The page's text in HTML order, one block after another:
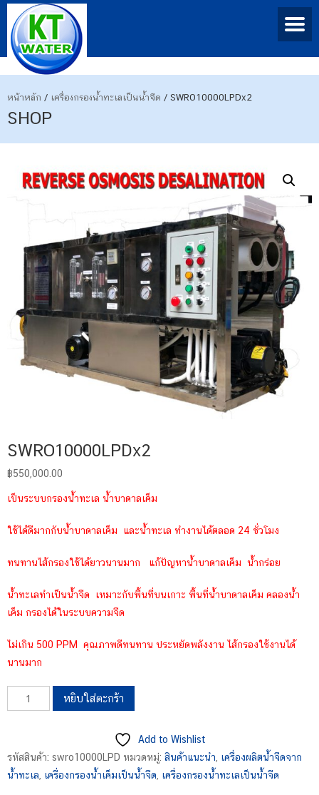
หน้าหลัก / เครื่องกรองน้ำทะเลเป็นน้ำจืด / SWRO10000LPDx2
SHOP
SWRO10000LPDx2
฿550,000.00
เป็นระบบกรองน้ำทะเล น้ำบาดาลเค็ม
ใช้ได้ดีมากกับน้ำบาดาลเค็ม และน้ำทะเล ทำงานได้ตลอด 24 ชั่วโมง
ทนทานไส้กรองใช้ได้ยาวนานมาก แก้ปัญหาน้ำบาดาลเค็ม น้ำกร่อย
น้ำทะเลทำเป็นน้ำจืด เหมาะกับพื้นที่บนเกาะ พื้นที่น้ำบาดาลเค็ม คลองน้ำ
เค็ม กรองได้ในระบบความจืด
ไม่เกิน 500 PPM คุณภาพดีทนทาน ประหยัดพลังงาน ไส้กรองใช้งานได้
นานมาก
จำนวน
SWRO10000LPDx2
หยิบใส่ตะกร้า
Add to Wishlist
รหัสสินค้า: swro10000LPD หมวดหมู่: สินค้าแนะนำ เครื่องผลิตน้ำจืดจาก
น้ำทะเล เครื่องกรองน้ำเค็มเป็นน้ำจืด เครื่องกรองน้ำทะเลเป็นน้ำจืด